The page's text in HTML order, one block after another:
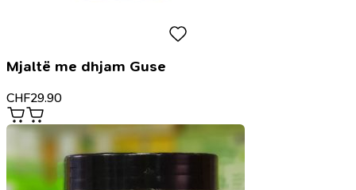
Mjaltë me dhjam Guse
CHF29.90